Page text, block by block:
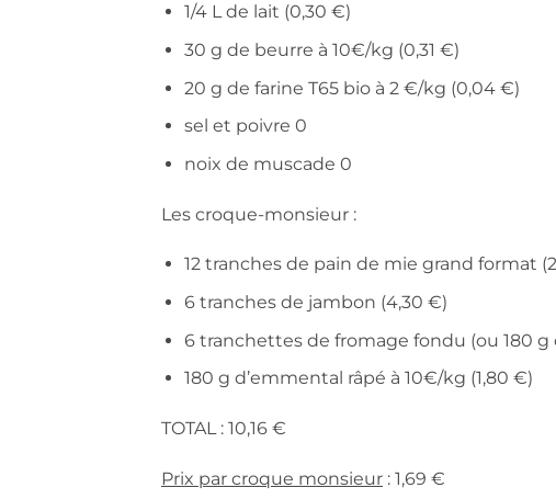
1/4 L de lait (0,30 €)
30 g de beurre à 10€/kg (0,31 €)
20 g de farine T65 bio à 2 €/kg (0,04 €)
sel et poivre 0
noix de muscade 0
Les croque-monsieur :
12 tranches de pain de mie grand format
6 tranches de jambon (4,30 €)
6 tranchettes de fromage fondu (ou 180 g
180 g d’emmental râpé à 10€/kg (1,80 €)
TOTAL : 10,16 €
Prix par croque monsieur : 1,69 €